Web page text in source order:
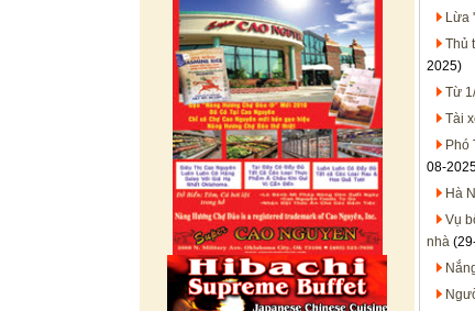
Lừa
Thủ
2025)
Từ
Tài
Phó
08-
Hà
Vụ
nhà